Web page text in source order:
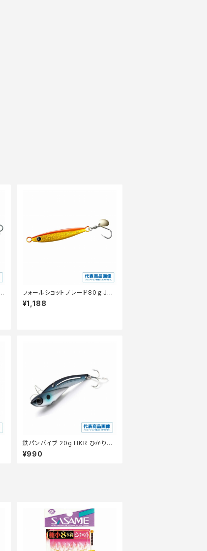
フォールショットブレード80ｇ JU
−W08X
¥1,188
鉄パンバイブ 20g HKR ひかりも
の
¥990